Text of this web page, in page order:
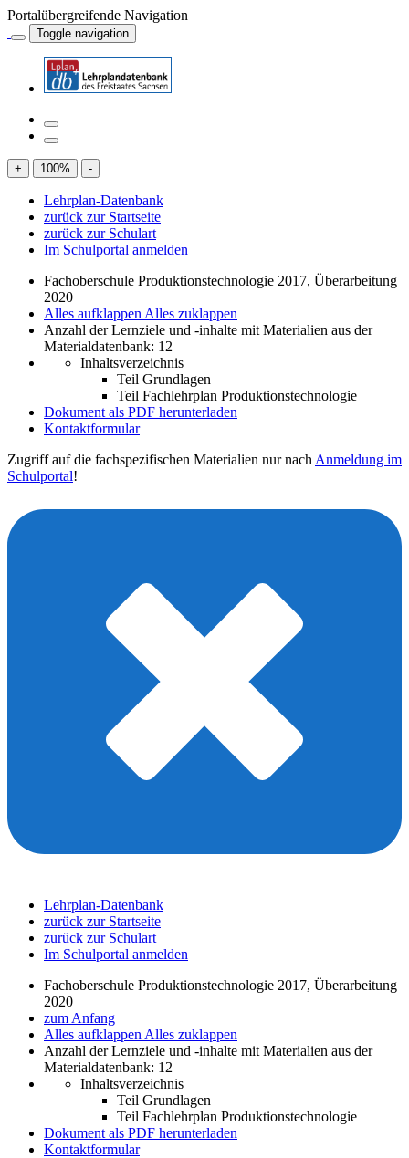
Portalübergreifende Navigation
Toggle navigation
+ 100% -
Lehrplan-Datenbank
zurück zur Startseite
zurück zur Schulart
Im Schulportal anmelden
Fachoberschule Produktionstechnologie 2017, Überarbeitung
2020
Alles aufklappen Alles zuklappen
Anzahl der Lernziele und -inhalte mit Materialien aus der
Materialdatenbank: 12
Inhaltsverzeichnis
Teil Grundlagen
Teil Fachlehrplan Produktionstechnologie
Dokument als PDF herunterladen
Kontaktformular
Zugriff auf die fachspezifischen Materialien nur nach Anmeldung im
Schulportal!
Lehrplan-Datenbank
zurück zur Startseite
zurück zur Schulart
Im Schulportal anmelden
Fachoberschule Produktionstechnologie 2017, Überarbeitung
2020
zum Anfang
Alles aufklappen Alles zuklappen
Anzahl der Lernziele und -inhalte mit Materialien aus der
Materialdatenbank: 12
Inhaltsverzeichnis
Teil Grundlagen
Teil Fachlehrplan Produktionstechnologie
Dokument als PDF herunterladen
Kontaktformular